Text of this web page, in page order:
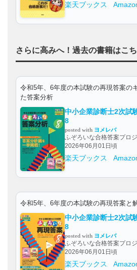
楽天ブックス
さらに高みへ！過去の書籍はこち
令和5年、6年度の本試験の再現答案の
た答案分析
中小企業診断士2次試
8
posted with ヨメレバ
ふぞろいな合格答案プロ
2026年06月01日頃
楽天ブックス
令和5年、6年度の本試験の再現答案と
中小企業診断士2次試
8
posted with ヨメレバ
ふぞろいな合格答案プロ
2026年06月01日頃
楽天ブックス